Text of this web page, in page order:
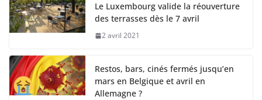
Le Luxembourg valide la réouverture
des terrasses dès le 7 avril
2 avril 2021
Restos, bars, cinés fermés jusqu’en
mars en Belgique et avril en
Allemagne ?